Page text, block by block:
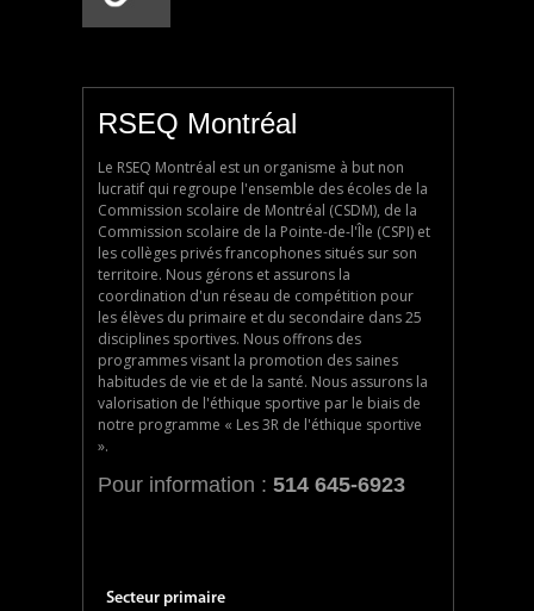
RSEQ Montréal
Le RSEQ Montréal est un organisme à but non
lucratif qui regroupe l'ensemble des écoles de la
Commission scolaire de Montréal (CSDM), de la
Commission scolaire de la Pointe-de-l'Île (CSPI) et
les collèges privés francophones situés sur son
territoire. Nous gérons et assurons la
coordination d'un réseau de compétition pour
les élèves du primaire et du secondaire dans 25
disciplines sportives. Nous offrons des
programmes visant la promotion des saines
habitudes de vie et de la santé. Nous assurons la
valorisation de l'éthique sportive par le biais de
notre programme « Les 3R de l'éthique sportive
».
Pour information : 514 645-6923
Secteur primaire